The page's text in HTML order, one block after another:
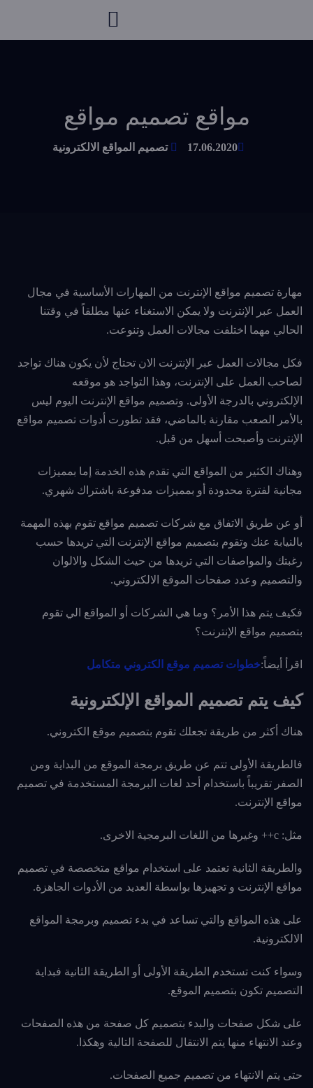
مواقع تصميم مواقع
17.06.2020 تصميم المواقع الالكترونية
مهارة تصميم مواقع الإنترنت من المهارات الأساسية في مجال
العمل عبر الإنترنت ولا يمكن الاستغناء عنها مطلقاً في وقتنا
الحالي مهما اختلفت مجالات العمل وتنوعت.
فكل مجالات العمل عبر الإنترنت الان تحتاج لأن يكون هناك تواجد
لصاحب العمل على الإنترنت، وهذا التواجد هو موقعه
الإلكتروني بالدرجة الأولى. وتصميم مواقع الإنترنت اليوم ليس
بالأمر الصعب مقارنة بالماضي، فقد تطورت أدوات تصميم مواقع
الإنترنت وأصبحت أسهل من قبل.
وهناك الكثير من المواقع التي تقدم هذه الخدمة إما بمميزات
مجانية لفترة محدودة أو بمميزات مدفوعة باشتراك شهري.
أو عن طريق الاتفاق مع شركات تصميم مواقع تقوم بهذه المهمة
بالنيابة عنك وتقوم بتصميم مواقع الإنترنت التي تريدها حسب
رغبتك والمواصفات التي تريدها من حيث الشكل والالوان
والتصميم وعدد صفحات الموقع الالكتروني.
فكيف يتم هذا الأمر؟ وما هي الشركات أو المواقع الي تقوم
بتصميم مواقع الإنترنت؟
اقرأ أيضاً:خطوات تصميم موقع الكتروني متكامل
كيف يتم تصميم المواقع الإلكترونية
هناك أكثر من طريقة تجعلك تقوم بتصميم موقع الكتروني.
فالطريقة الأولى تتم عن طريق برمجة الموقع من البداية ومن
الصفر تقريباً باستخدام أحد لغات البرمجة المستخدمة في تصميم
مواقع الإنترنت.
مثل: c++ وغيرها من اللغات البرمجية الاخرى.
والطريقة الثانية تعتمد على استخدام مواقع متخصصة في تصميم
مواقع الإنترنت و تجهيزها بواسطة العديد من الأدوات الجاهزة.
على هذه المواقع والتي تساعد في بدء تصميم وبرمجة المواقع
الالكترونية.
وسواء كنت تستخدم الطريقة الأولى أو الطريقة الثانية فبداية
التصميم تكون بتصميم الموقع.
على شكل صفحات والبدء بتصميم كل صفحة من هذه الصفحات
وعند الانتهاء منها يتم الانتقال للصفحة التالية وهكذا.
حتى يتم الانتهاء من تصميم جميع الصفحات.